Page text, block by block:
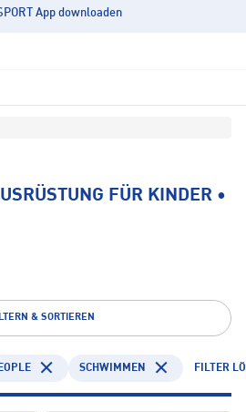
App downloaden
FÜR KINDER •
& SORTIEREN
SCHWIMMEN FILTER